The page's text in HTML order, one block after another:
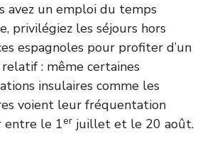
avez un emploi du temps
privilégiez les séjours hors
espagnoles pour profiter d’un
: même certaines
insulaires comme les
voient leur fréquentation
le 1er juillet et le 20 août.